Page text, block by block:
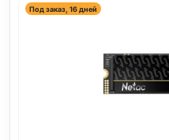
Под заказ, 16 дней